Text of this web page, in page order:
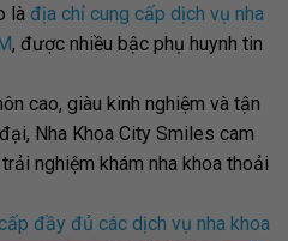
là địa chỉ cung cấp dịch vụ nha
, được nhiều bậc phụ huynh tin
cao, giàu kinh nghiệm và tận
Nha Khoa City Smiles cam
nghiệm khám nha khoa thoải
đầy đủ các dịch vụ nha khoa